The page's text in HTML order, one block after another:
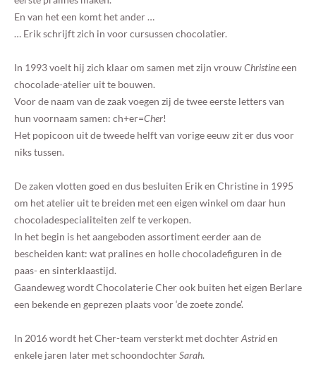
En van het een komt het ander …
… Erik schrijft zich in voor cursussen chocolatier.
In 1993 voelt hij zich klaar om samen met zijn vrouwChristineeen
chocolade-atelier uit te bouwen.
Voor de naam van de zaak voegen zij de twee eerste letters van
hun voornaam samen: ch+er=Cher!
Het popicoon uit de tweede helft van vorige eeuw zit er dus voor
niks tussen.
De zaken vlotten goed en dus besluiten Erik en Christine in 1995
om het atelier uit te breiden met een eigen winkel om daar hun
chocoladespecialiteiten zelf te verkopen.
In het begin is het aangeboden assortiment eerder aan de
bescheiden kant: wat pralines en holle chocoladefiguren in de
paas- en sinterklaastijd.
Gaandeweg wordt Chocolaterie Cher ook buiten het eigen Berlare
een bekende en geprezen plaats voor ‘de zoete zonde’.
In 2016 wordt het Cher-team versterkt met dochterAstriden
enkele jaren later met schoondochterSarah.